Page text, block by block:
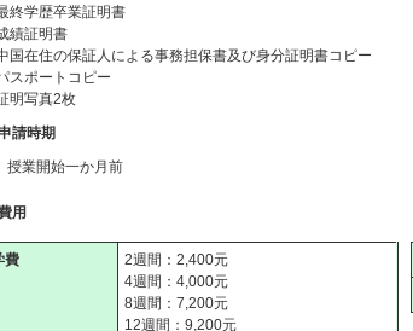
終学歴卒業証明書
績証明書
国在住の保証人による事務担保書及び身分証明書コピー
スポートコピー
明写真2枚
請時期
授業開始一か月前
用
費
2週間：2,400元
4週間：4,000元
8週間：7,200元
12週間：9,200元